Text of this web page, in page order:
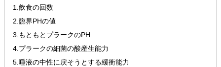
1.飲食の回数
2.臨界PHの値
3.もともとプラークのPH
4.プラークの細菌の酸産生能力
5.唾液の中性に戻そうとする緩衝能力